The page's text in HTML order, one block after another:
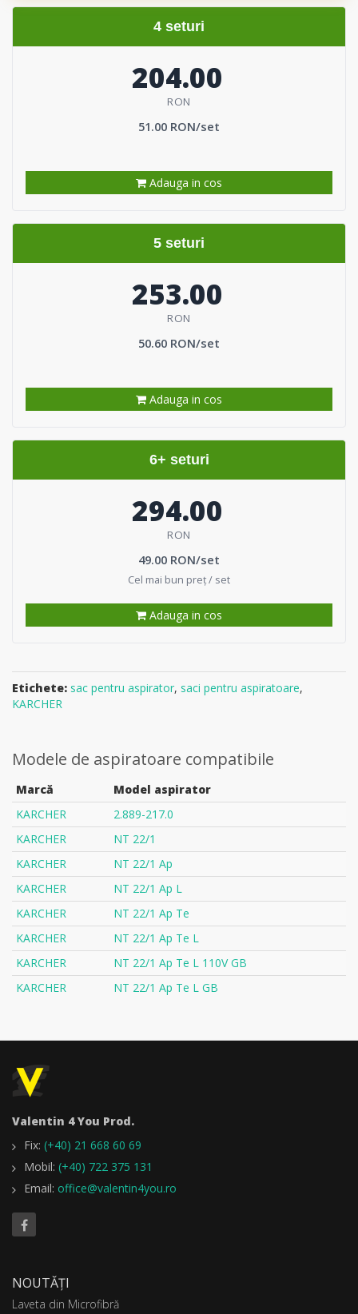
4 seturi
204.00
RON
51.00 RON/set
Adauga in cos
5 seturi
253.00
RON
50.60 RON/set
Adauga in cos
6+ seturi
294.00
RON
49.00 RON/set
Cel mai bun preț / set
Adauga in cos
Etichete: sac pentru aspirator, saci pentru aspiratoare,
KARCHER
Modele de aspiratoare compatibile
Marcă
Model aspirator
KARCHER
2.889-217.0
KARCHER
NT 22/1
KARCHER
NT 22/1 Ap
KARCHER
NT 22/1 Ap L
KARCHER
NT 22/1 Ap Te
KARCHER
NT 22/1 Ap Te L
KARCHER
NT 22/1 Ap Te L 110V GB
KARCHER
NT 22/1 Ap Te L GB
Valentin 4 You Prod.
Fix: (+40) 21 668 60 69
Mobil: (+40) 722 375 131
Email: office@valentin4you.ro
NOUTĂȚI
Laveta din Microfibră